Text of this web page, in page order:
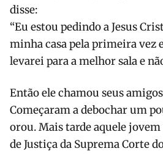
disse:
“Eu estou pedindo a Jesus
minha casa pela primeira vez
levarei para a melhor sala e
Então ele chamou seus
Começaram a debochar um
orou. Mais tarde aquele
de Justiça da Suprema Corte